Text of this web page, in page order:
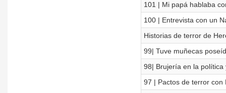
101 | Mi papá hablaba
100 | Entrevista con un
Historias de terror de
99| Tuve muñecas
98| Brujería en la política
97 | Pactos de terror con